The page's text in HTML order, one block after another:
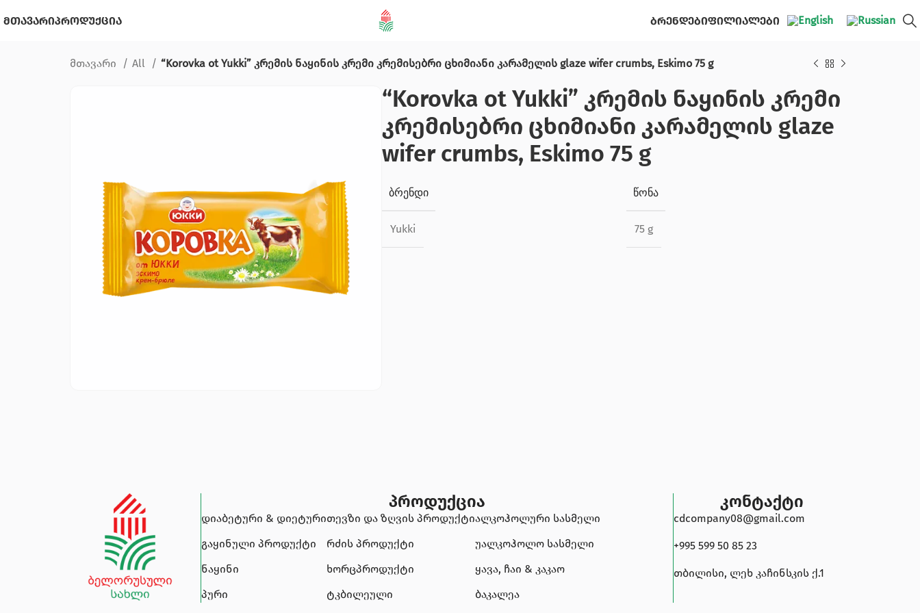
მთავარიპროდუქცია ბრენდებიფილიალები
მთავარი All “Korovka ot Yukki” კრემის ნაყინის კრემი კრემისებრი ცხიმიანი კარამელის glaze wifer crumbs, Eskimo 75 g
“Korovka ot Yukki” კრემის ნაყინის კრემი
კრემისებრი ცხიმიანი კარამელის glaze
wifer crumbs, Eskimo 75 g
ᲑᲠᲔᲜᲓᲘ
Yukki
ᲬᲝᲜᲐ
75 g
პროდუქცია
დიაბეტური & დიეტური
გაყინული პროდუქტი
ნაყინი
პური
თევზი და ზღვის პროდუქტი
რძის პროდუქტი
ხორცპროდუქტი
ტკბილეული
ალკოჰოლური სასმელი
უალკოჰოლო სასმელი
ყავა, ჩაი & კაკაო
ბაკალეა
კონტაქტი
cdcompany08@gmail.com
+995 599 50 85 23
თბილისი, ლეხ კაჩინსკის ქ.1